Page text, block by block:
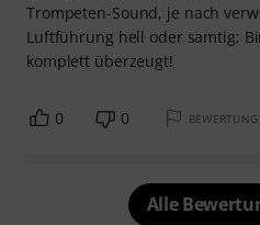
Trompeten-Sound, je nach
Luftführung hell oder samtig;
komplett überzeugt!
0 0
Alle